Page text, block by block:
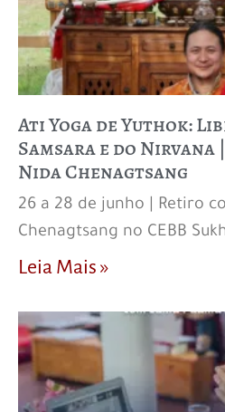
Ati Yoga de Yuthok:
Samsara e do
Nida Chenagtsang
26 a 28 de junho | Retiro
Chenagtsang no CEBB
Leia Mais »